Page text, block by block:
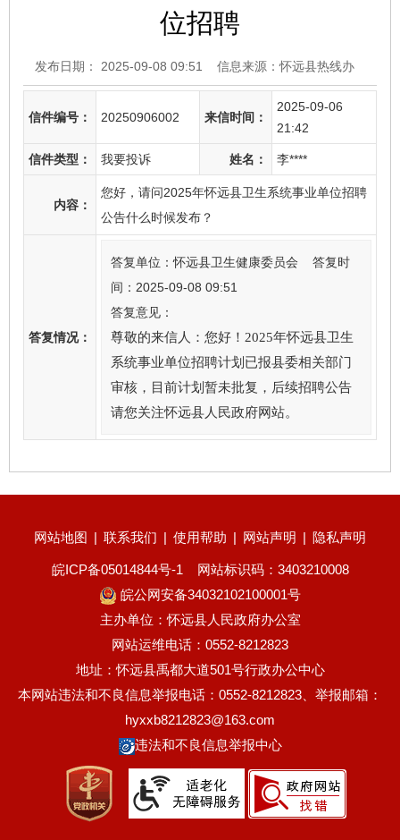
位招聘
发布日期： 2025-09-08 09:51 信息来源：怀远县热线办
信件编号： 20250906002 来信时间：
2025-09-06
21:42
信件类型： 我要投诉 姓名： 李****
内容：
您好，请问2025年怀远县卫生系统事业单位招聘
公告什么时候发布？
答复情况：
答复单位：怀远县卫生健康委员会 答复时
间：2025-09-08 09:51
答复意见：
尊敬的来信人：您好！2025年怀远县卫生
系统事业单位招聘计划已报县委相关部门
审核，目前计划暂未批复，后续招聘公告
请您关注怀远县人民政府网站。
网站地图 | 联系我们 | 使用帮助 | 网站声明 | 隐私声明
皖ICP备05014844号-1
网站标识码：3403210008
皖公网安备34032102100001号
主办单位：怀远县人民政府办公室
网站运维电话：0552-8212823
地址：怀远县禹都大道501号行政办公中心
本网站违法和不良信息举报电话：0552-8212823、举报邮箱：
hyxxb8212823@163.com
违法和不良信息举报中心